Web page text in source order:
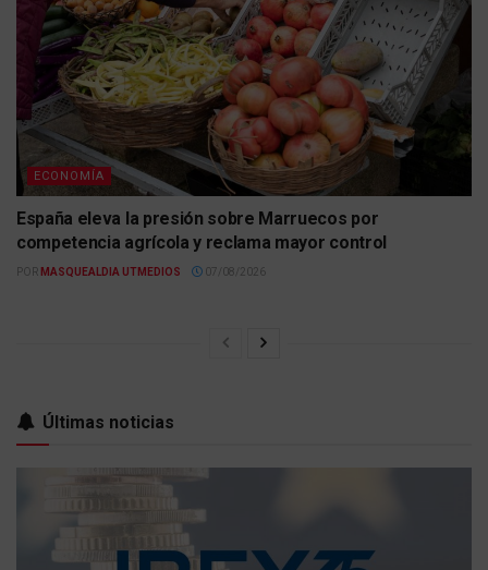
ECONOMÍA
España eleva la presión sobre Marruecos por
competencia agrícola y reclama mayor control
POR MASQUEALDIA UTMEDIOS 07/08/2026
Últimas noticias